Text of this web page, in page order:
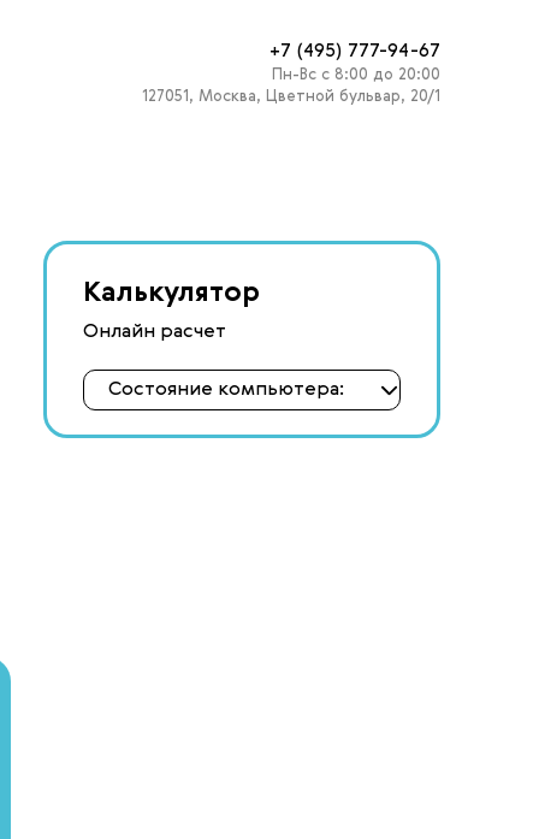
+7 (495) 777-94-67
Пн-Вс с 8:00 до 20:00
127051 , Москва, Цветной бульвар, 20/1
Калькулятор
Онлайн расчет